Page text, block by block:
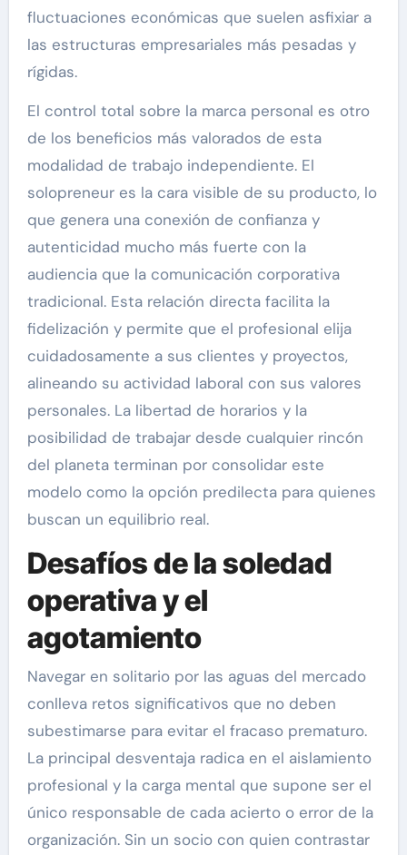
fluctuaciones económicas que suelen asfixiar a
las estructuras empresariales más pesadas y
rígidas.
El control total sobre la marca personal es otro
de los beneficios más valorados de esta
modalidad de trabajo independiente. El
solopreneur es la cara visible de su producto, lo
que genera una conexión de confianza y
autenticidad mucho más fuerte con la
audiencia que la comunicación corporativa
tradicional. Esta relación directa facilita la
fidelización y permite que el profesional elija
cuidadosamente a sus clientes y proyectos,
alineando su actividad laboral con sus valores
personales. La libertad de horarios y la
posibilidad de trabajar desde cualquier rincón
del planeta terminan por consolidar este
modelo como la opción predilecta para quienes
buscan un equilibrio real.
Desafíos de la soledad
operativa y el
agotamiento
Navegar en solitario por las aguas del mercado
conlleva retos significativos que no deben
subestimarse para evitar el fracaso prematuro.
La principal desventaja radica en el aislamiento
profesional y la carga mental que supone ser el
único responsable de cada acierto o error de la
organización. Sin un socio con quien contrastar